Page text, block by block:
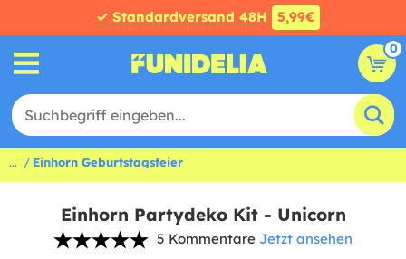
✓ Standardversand 48H 5,99€
0
... Einhorn Geburtstagsfeier
Einhorn Partydeko Kit - Unicorn
5 Kommentare Jetzt ansehen